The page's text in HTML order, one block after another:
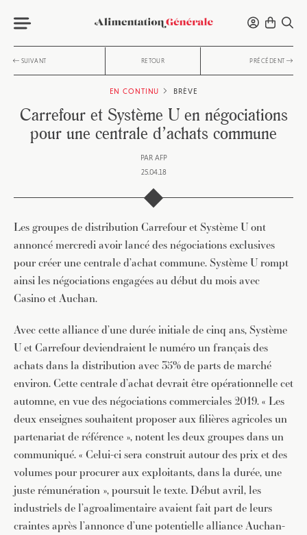
SUIVANT RETOUR PRÉCÉDENT
EN CONTINU BRÈVE
Carrefour et Système U en négociations
pour une centrale d’achats commune
PAR AFP
25.04.18
Les groupes de distribution Carrefour et Système U ont
annoncé mercredi avoir lancé des négociations exclusives
pour créer une centrale d’achat commune. Système U rompt
ainsi les négociations engagées au début du mois avec
Casino et Auchan.
Avec cette alliance d’une durée initiale de cinq ans, Système
U et Carrefour deviendraient le numéro un français des
achats dans la distribution avec 35% de parts de marché
environ. Cette centrale d’achat devrait être opérationnelle cet
automne, en vue des négociations commerciales 2019. « Les
deux enseignes souhaitent proposer aux filières agricoles un
partenariat de référence », notent les deux groupes dans un
communiqué. « Celui-ci sera construit autour des prix et des
volumes pour procurer aux exploitants, dans la durée, une
juste rémunération », poursuit le texte. Début avril, les
industriels de l’agroalimentaire avaient fait part de leurs
craintes après l’annonce d’une potentielle alliance Auchan-